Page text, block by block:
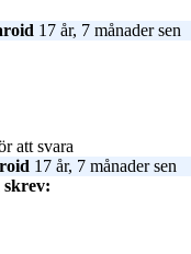
17 år, 7 månader sen
att svara
17 år, 7 månader sen